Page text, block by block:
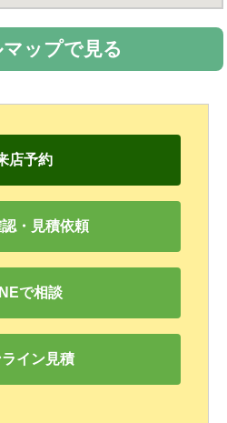
ップで見る
店予約
・見積依頼
で相談
イン見積